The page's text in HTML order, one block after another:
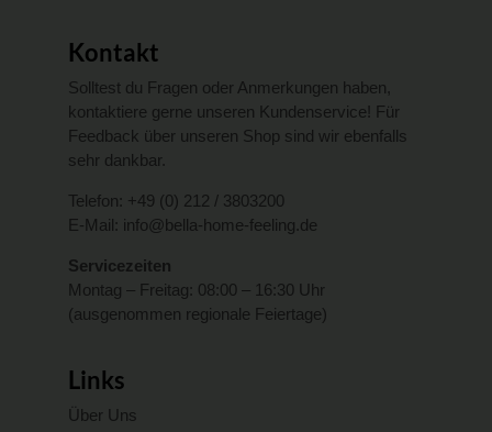
Kontakt
Solltest du Fragen oder Anmerkungen haben,
kontaktiere gerne unseren Kundenservice! Für
Feedback über unseren Shop sind wir ebenfalls
sehr dankbar.
Telefon: +49 (0) 212 / 3803200
E-Mail: info@bella-home-feeling.de
Servicezeiten
Montag – Freitag: 08:00 – 16:30 Uhr
(ausgenommen regionale Feiertage)
Links
Über Uns